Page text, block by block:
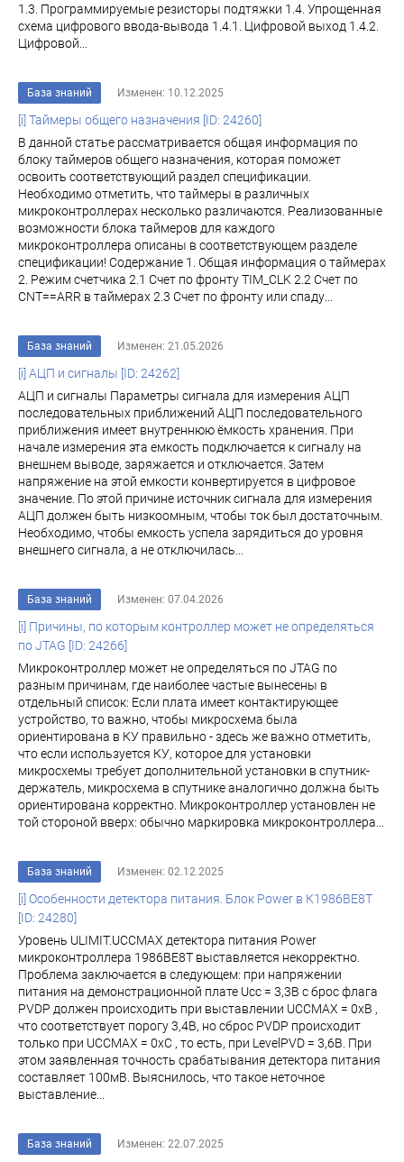
1.3. Программируемые резисторы подтяжки 1.4. Упрощенная
схема цифрового ввода-вывода 1.4.1. Цифровой выход 1.4.2.
Цифровой...
База знаний Изменен: 10.12.2025
[i] Таймеры общего назначения [ID: 24260]
В данной статье рассматривается общая информация по
блоку таймеров общего назначения, которая поможет
освоить соответствующий раздел спецификации.
Необходимо отметить, что таймеры в различных
микроконтроллерах несколько различаются. Реализованные
возможности блока таймеров для каждого
микроконтроллера описаны в соответствующем разделе
спецификации! Содержание 1. Общая информация о таймерах
2. Режим счетчика 2.1 Счет по фронту TIM_CLK 2.2 Счет по
CNT==ARR в таймерах 2.3 Счет по фронту или спаду...
База знаний Изменен: 21.05.2026
[i] АЦП и сигналы [ID: 24262]
АЦП и сигналы Параметры сигнала для измерения АЦП
последовательных приближений АЦП последовательного
приближения имеет внутреннюю ёмкость хранения. При
начале измерения эта емкость подключается к сигналу на
внешнем выводе, заряжается и отключается. Затем
напряжение на этой емкости конвертируется в цифровое
значение. По этой причине источник сигнала для измерения
АЦП должен быть низкоомным, чтобы ток был достаточным.
Необходимо, чтобы емкость успела зарядиться до уровня
внешнего сигнала, а не отключилась...
База знаний Изменен: 07.04.2026
[i] Причины, по которым контроллер может не определяться
по JTAG [ID: 24266]
Микроконтроллер может не определяться по JTAG по
разным причинам, где наиболее частые вынесены в
отдельный список: Если плата имеет контактирующее
устройство, то важно, чтобы микросхема была
ориентирована в КУ правильно - здесь же важно отметить,
что если используется КУ, которое для установки
микросхемы требует дополнительной установки в спутник-
держатель, микросхема в спутнике аналогично должна быть
ориентирована корректно. Микроконтроллер установлен не
той стороной вверх: обычно маркировка микроконтроллера...
База знаний Изменен: 02.12.2025
[i] Особенности детектора питания. Блок Power в К1986ВЕ8T
[ID: 24280]
Уровень ULIMIT.UCCMAX детектора питания Power
микроконтроллера 1986ВЕ8Т выставляется некорректно.
Проблема заключается в следующем: при напряжении
питания на демонстрационной плате Ucc = 3,3В с брос флага
PVDP должен происходить при выставлении UCCMAX = 0хВ ,
что соответствует порогу 3,4В, но сброс PVDP происходит
только при UCCMAX = 0хС , то есть, при LevelPVD = 3,6В. При
этом заявленная точность срабатывания детектора питания
составляет 100мВ. Выяснилось, что такое неточное
выставление...
База знаний Изменен: 22.07.2025